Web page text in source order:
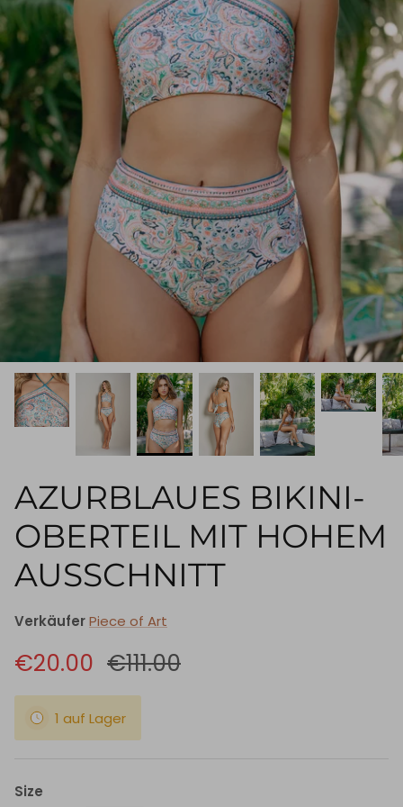
AZURBLAUES BIKINI-
OBERTEIL MIT HOHEM
AUSSCHNITT
VerkäuferPiece of Art
€20.00 €111.00
1 auf Lager
Size